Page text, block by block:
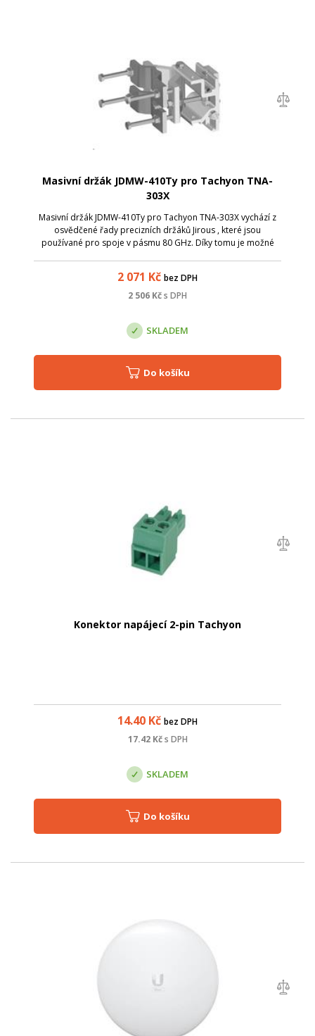
Masivní držák JDMW-410Ty pro Tachyon TNA-
303X
Masivní držák JDMW-410Ty pro Tachyon TNA-303X vychází z
osvědčené řady precizních držáků Jirous , které jsou
používané pro spoje v pásmu 80 GHz. Díky tomu je možné
2 071 Kč bez DPH
2 506 Kčs DPH
SKLADEM
Do košíku
Konektor napájecí 2-pin Tachyon
14.40 Kč bez DPH
17.42Kč s DPH
SKLADEM
Do košíku